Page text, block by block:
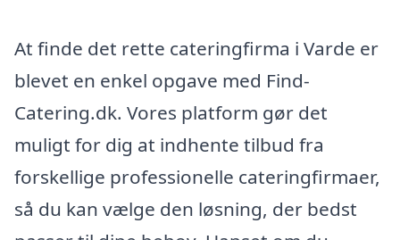
At finde det rette cateringfirma i Varde er
blevet en enkel opgave med Find-
Catering.dk. Vores platform gør det
muligt for dig at indhente tilbud fra
forskellige professionelle cateringfirmaer,
så du kan vælge den løsning, der bedst